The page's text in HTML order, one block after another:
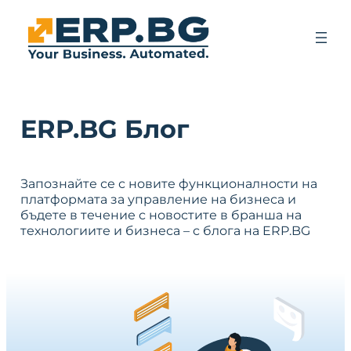
ERP.BG Блог
Запознайте се с новите функционалности на
платформата за управление на бизнеса и
бъдете в течение с новостите в бранша на
технологиите и бизнеса – с блога на ERP.BG